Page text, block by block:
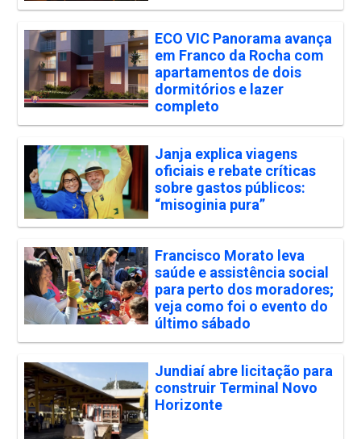
ECO VIC Panorama avança
em Franco da Rocha com
apartamentos de dois
dormitórios e lazer
completo
Janja explica viagens
oficiais e rebate críticas
sobre gastos públicos:
“misoginia pura”
Francisco Morato leva
saúde e assistência social
para perto dos moradores;
veja como foi o evento do
último sábado
Jundiaí abre licitação para
construir Terminal Novo
Horizonte